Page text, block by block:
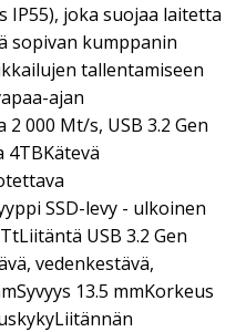
joka suojaa laitetta
sopivan kumppanin
tallentamiseen
ajan
000 Mt/s, USB 3.2 Gen
4TBKätevä
SSD-levy - ulkoinen
USB 3.2 Gen
vedenkestävä,
13.5 mmKorkeus